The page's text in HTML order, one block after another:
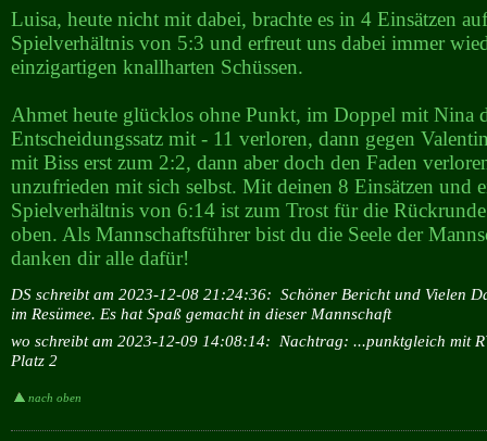
Luisa, heute nicht mit dabei, brachte es in 4 Einsätzen
Spielverhältnis von 5:3 und erfreut uns dabei immer
einzigartigen knallharten Schüssen.
Ahmet heute glücklos ohne Punkt, im Doppel mit Nina
Entscheidungssatz mit - 11 verloren, dann gegen
mit Biss erst zum 2:2, dann aber doch den Faden
unzufrieden mit sich selbst. Mit deinen 8 Einsätzen und
Spielverhältnis von 6:14 ist zum Trost für die
oben. Als Mannschaftsführer bist du die Seele der
danken dir alle dafür!
DS schreibt am 2023-12-08 21:24:36: Schöner Bericht und Vielen
im Resümee. Es hat Spaß gemacht in dieser Mannschaft
wo schreibt am 2023-12-09 14:08:14: Nachtrag: ...punktgleich mit
Platz 2
nach oben